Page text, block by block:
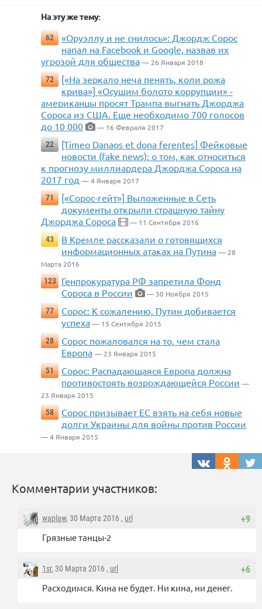
На эту же тему:
62
«Оруэллу и не снилось»: Джордж Сорос
напал на Facebook и Google, назвав их
угрозой для общества — 26 Января 2018
72
[«На зеркало неча пенять, коли рожа
крива»] «Осушим болото коррупции» -
американцы просят Трампа выгнать Джорджа
Сороса из США. Еще необходимо 700 голосов
до 10 000
— 16 Февраля 2017
22
[Timeo Danaos et dona ferentes] Фейковые
новости (fake news): о том, как относиться
к прогнозу миллиардера Джорджа Сороса на
2017 год — 4 Января 2017
71
[«Сорос-гейт»] Выложенные в Сеть
документы открыли страшную тайну
Джорджа Сороса
— 11 Сентября 2016
43
В Кремле рассказали о готовящихся
информационных атаках на Путина — 28
Марта 2016
123
Генпрокуратура РФ запретила Фонд
Сороса в России
— 30 Ноября 2015
77
Сорос: К сожалению, Путин добивается
успеха — 15 Сентября 2015
28
Сорос пожаловался на то, чем стала
Европа — 23 Января 2015
51
Сорос: Распадающаяся Европа должна
противостоять возрождающейся России —
23 Января 2015
58
Сорос призывает ЕС взять на себя новые
долги Украины для войны против России
— 4 Января 2015
Комментарии участников:
+9
waplaw, 30 Марта 2016 , url
Грязные танцы-2
+6
1sr, 30 Марта 2016 , url
Расходимся. Кина не будет. Ни кина, ни денег.